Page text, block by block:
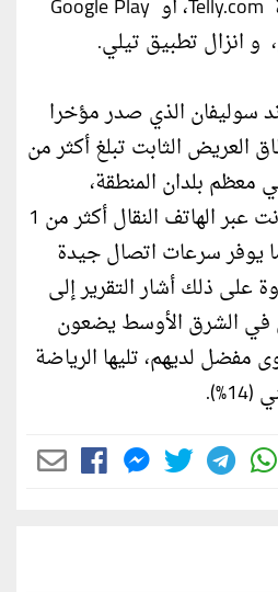
و انزال تطبيق تيلي.
سوليفان الذي صدر مؤخرا
الثابت تبلغ أكثر من
معظم بلدان المنطقة،
ومتوسط سرعة الإنترنت عبر الهاتف النقال أكثر من 1
يوفر سرعات اتصال جيدة
على ذلك أشار التقرير إلى
في الشرق الأوسط يضعون
مفضل لديهم، تليها الرياضة